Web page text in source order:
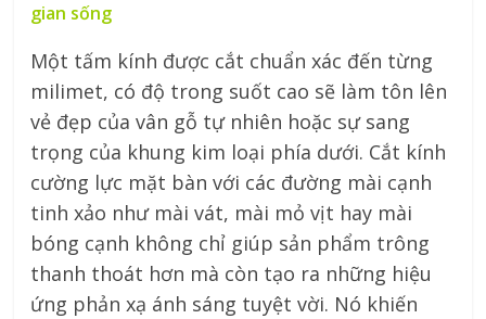
gian sống
Một tấm kính được cắt chuẩn xác đến từng
milimet, có độ trong suốt cao sẽ làm tôn lên
vẻ đẹp của vân gỗ tự nhiên hoặc sự sang
trọng của khung kim loại phía dưới. Cắt kính
cường lực mặt bàn với các đường mài cạnh
tinh xảo như mài vát, mài mỏ vịt hay mài
bóng cạnh không chỉ giúp sản phẩm trông
thanh thoát hơn mà còn tạo ra những hiệu
ứng phản xạ ánh sáng tuyệt vời. Nó khiến